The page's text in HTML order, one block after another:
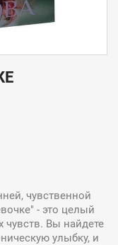
чувственной
- это целый
Вы найдете
улыбку, и